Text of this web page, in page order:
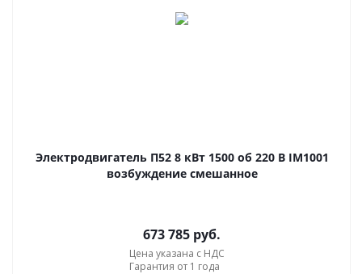
Электродвигатель П52 8 кВт 1500 об 220 В IM1001
возбуждение смешанное
673 785 руб.
Цена указана с НДС
Гарантия от 1 года